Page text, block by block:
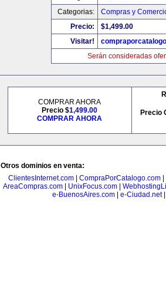
Categorias:
Compras y
Precio:
$1,499.00
Visitar!
Serán consideradas
COMPRAR AHORA
Precio $1,499.00
COMPRAR AHORA
Precio
Otros dominios en venta:
ClientesInternet.com
CompraPorCatalogo.com
AreaCompras.com
UnixFocus.com
e-BuenosAires.com| e-Ciudad.net